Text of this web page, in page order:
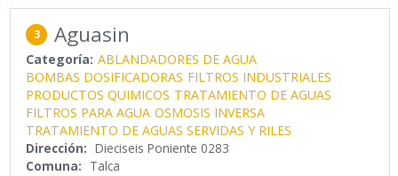
3 Aguasin
Categoría: ABLANDADORES DE AGUA
BOMBAS DOSIFICADORAS FILTROS INDUSTRIALES
PRODUCTOS QUIMICOS TRATAMIENTO DE AGUAS
FILTROS PARA AGUA OSMOSIS INVERSA
TRATAMIENTO DE AGUAS SERVIDAS Y RILES
Dirección: Dieciseis Poniente 0283
Comuna: Talca